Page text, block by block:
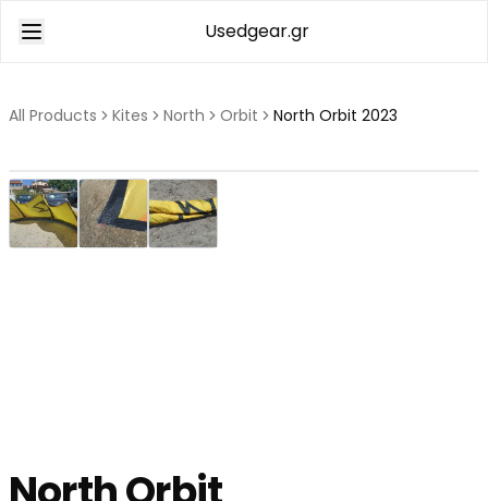
Usedgear.gr
All Products Kites North Orbit North Orbit 2023